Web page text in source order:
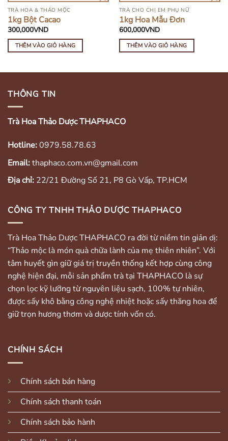
TRÀ HOA & THẢO MỘC
1kg Bột Cacao
300,000VND
THÊM VÀO GIỎ HÀNG
TRÀ CHO CHỊ EM PHỤ NỮ
1kg Hoa Mẫu Đơn
600,000VND
THÊM VÀO GIỎ HÀNG
THÔNG TIN
Trà Hoa Thảo Dược THAPHACO
Hotline:0979.58.78.63
Email:thaphaco.com.vn@gmail.com
Địa chỉ: 22/21 Đường Số 21, P8 Gò Vấp, TP.HCM
CÔNG TY TNHH THẢO DƯỢC THAPHACO
Trà Hoa Thảo Dược THAPHACO ra đời từ niềm tin giản dị:
“Thảo mộc là món quà chữa lành của mẹ thiên nhiên”. Với
tâm huyết gìn giữ giá trị truyền thống kết hợp cùng công
nghệ hiện đại, mỗi sản phẩm trà tại THAPHACO là sự
chọn lọc kỹ lưỡng từ nguyên liệu sạch, 100% tự nhiên,
được sấy khô bằng công nghệ nhiệt hoặc sấy thăng hoa để
giữ trọn hương thơm và dược tính vốn có.
CHÍNH SÁCH
Chính sách bán hàng
Chính sách thanh toán
Chính sách bảo hành